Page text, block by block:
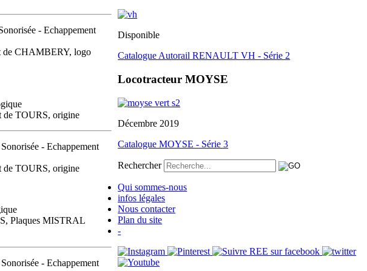
- Echappement
de CHAMBERY, logo
TOURS, origine
- Echappement
TOURS, origine
Plaques MISTRAL
- Echappement
Disponible
Catalogue Autorail RENAULT VH - Série 2
Locotracteur MOYSE
Décembre 2019
Catalogue MOYSE - Série 3
Rechercher
Qui sommes-nous
infos légales
Nous contacter
Plan du site
-